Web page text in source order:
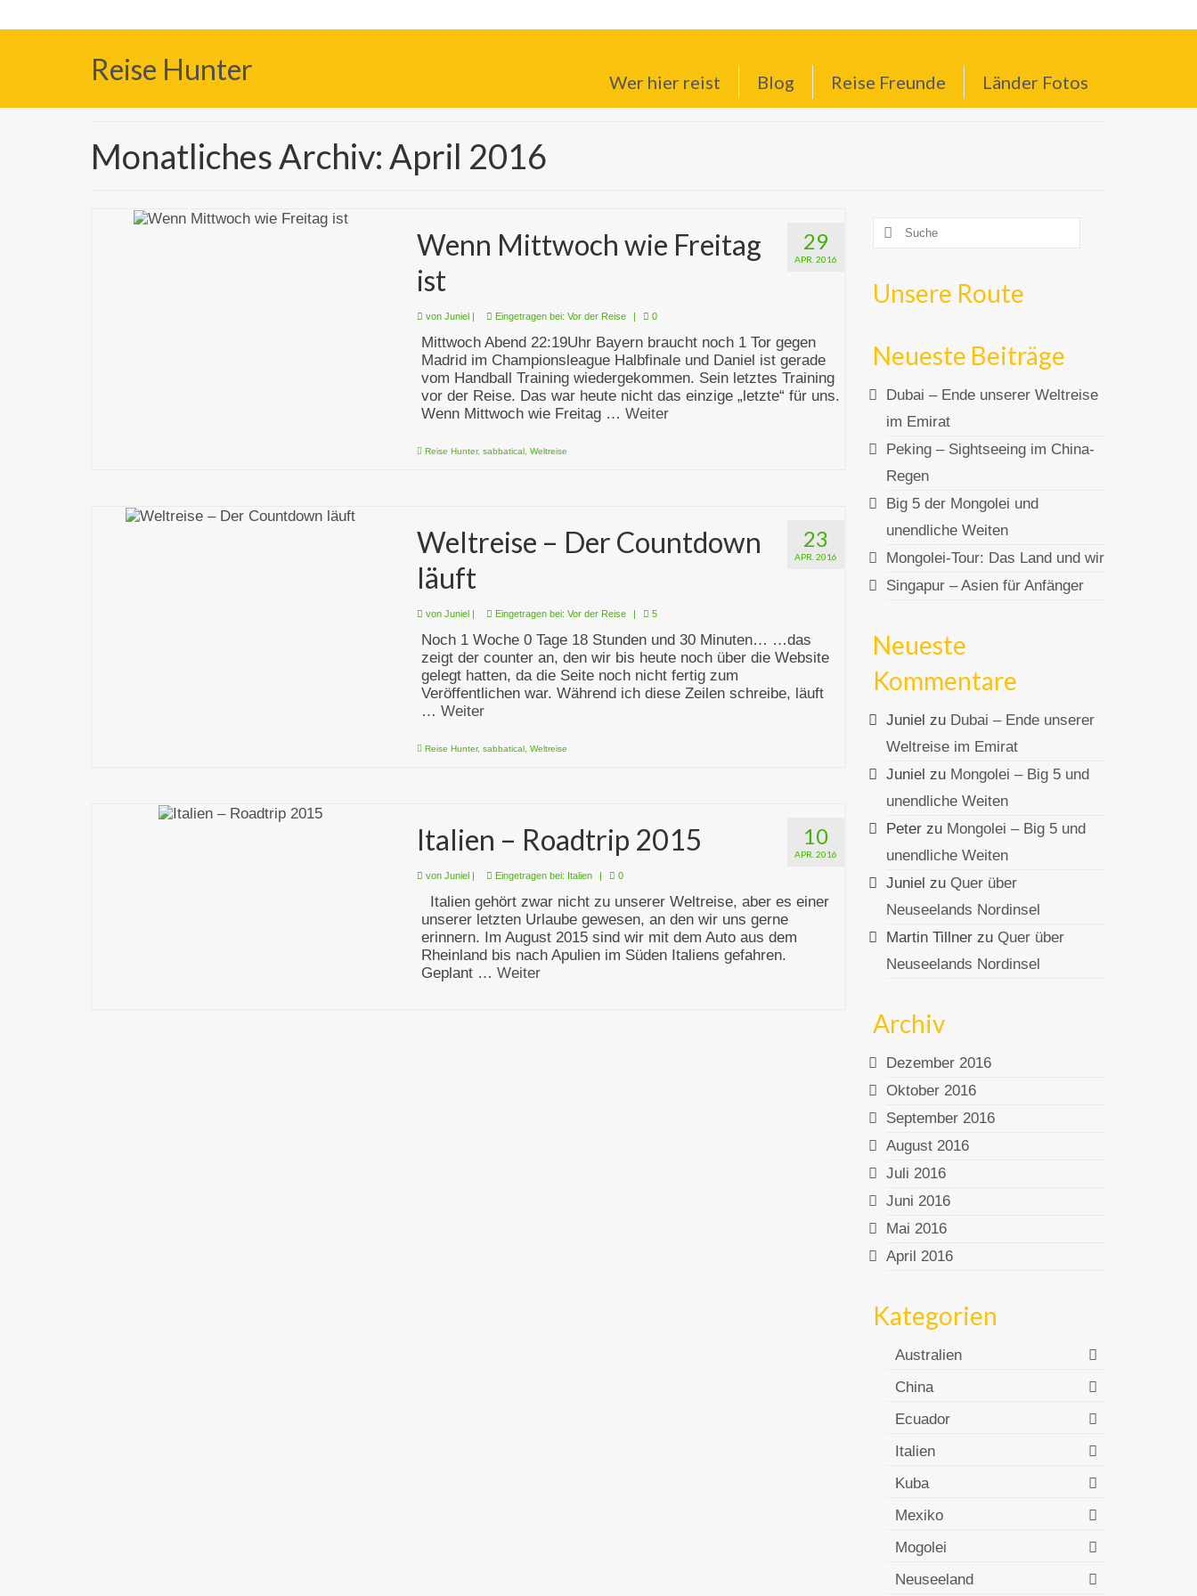
nach:
Reise Hunter Wer hier reist Blog Reise Freunde Länder Fotos
Monatliches Archiv: April 2016
29
APR. 2016
Wenn Mittwoch wie Freitag
ist
von Juniel| Eingetragen bei: Vor der Reise | 0
Mittwoch Abend 22:19Uhr Bayern braucht noch 1 Tor gegen
Madrid im Championsleague Halbfinale und Daniel ist gerade
vom Handball Training wiedergekommen. Sein letztes Training
vor der Reise. Das war heute nicht das einzige „letzte“ für uns.
Wenn Mittwoch wie Freitag … Weiter
Reise Hunter, sabbatical, Weltreise
23
APR. 2016
Weltreise – Der Countdown
läuft
von Juniel| Eingetragen bei: Vor der Reise | 5
Noch 1 Woche 0 Tage 18 Stunden und 30 Minuten… …das
zeigt der counter an, den wir bis heute noch über die Website
gelegt hatten, da die Seite noch nicht fertig zum
Veröffentlichen war. Während ich diese Zeilen schreibe, läuft
… Weiter
Reise Hunter, sabbatical, Weltreise
10
APR. 2016
Italien – Roadtrip 2015
von Juniel| Eingetragen bei: Italien | 0
Italien gehört zwar nicht zu unserer Weltreise, aber es einer
unserer letzten Urlaube gewesen, an den wir uns gerne
erinnern. Im August 2015 sind wir mit dem Auto aus dem
Rheinland bis nach Apulien im Süden Italiens gefahren.
Geplant … Weiter
Suche
nach:
Unsere Route
Neueste Beiträge
Dubai – Ende unserer Weltreise
im Emirat
Peking – Sightseeing im China-
Regen
Big 5 der Mongolei und
unendliche Weiten
Mongolei-Tour: Das Land und wir
Singapur – Asien für Anfänger
Neueste
Kommentare
Juniel zu Dubai – Ende unserer
Weltreise im Emirat
Juniel zu Mongolei – Big 5 und
unendliche Weiten
Peterzu Mongolei – Big 5 und
unendliche Weiten
Juniel zu Quer über
Neuseelands Nordinsel
Martin Tillnerzu Quer über
Neuseelands Nordinsel
Archiv
Dezember 2016
Oktober 2016
September 2016
August 2016
Juli 2016
Juni 2016
Mai 2016
April 2016
Kategorien
Australien
China
Ecuador
Italien
Kuba
Mexiko
Mogolei
Neuseeland